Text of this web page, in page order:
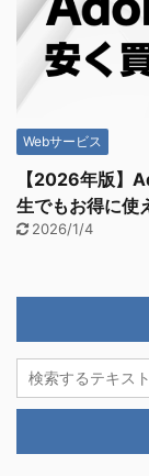
Webサービス
【2026年版】
生でもお得に使
2026/1/4